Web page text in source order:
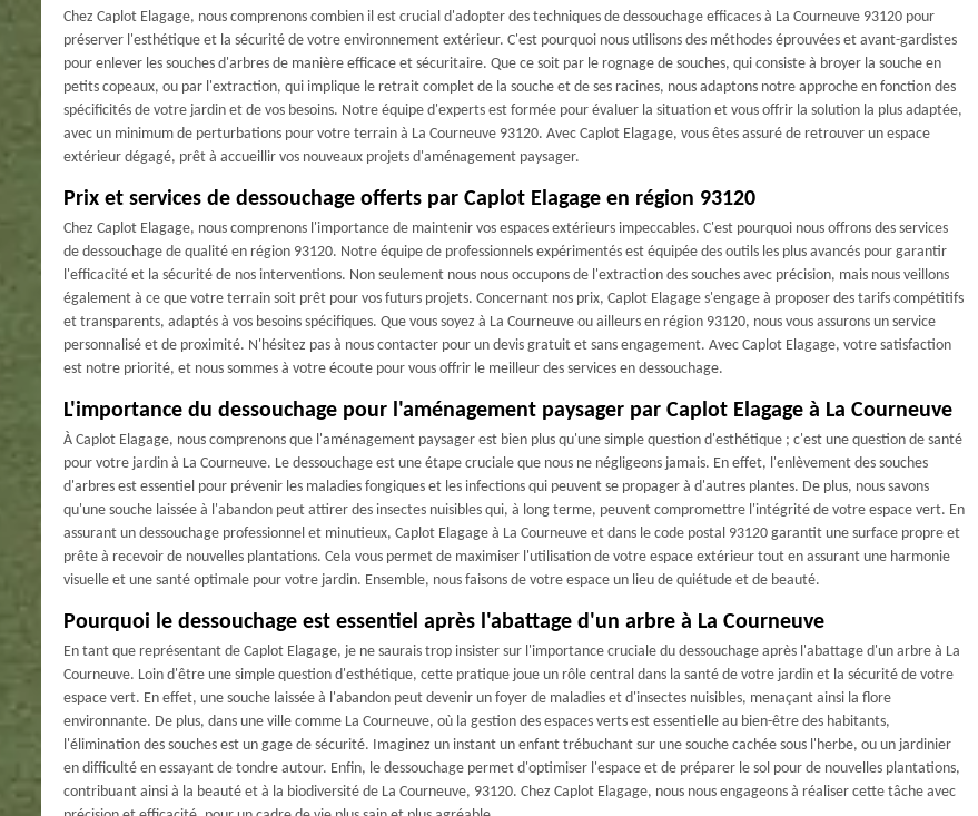
Chez Caplot Elagage, nous comprenons combien il est crucial d'adopter des techniques de dessouchage efficaces à La Courneuve 93120 pour
préserver l'esthétique et la sécurité de votre environnement extérieur. C'est pourquoi nous utilisons des méthodes éprouvées et avant-gardistes
pour enlever les souches d'arbres de manière efficace et sécuritaire. Que ce soit par le rognage de souches, qui consiste à broyer la souche en
petits copeaux, ou par l'extraction, qui implique le retrait complet de la souche et de ses racines, nous adaptons notre approche en fonction des
spécificités de votre jardin et de vos besoins. Notre équipe d'experts est formée pour évaluer la situation et vous offrir la solution la plus adaptée,
avec un minimum de perturbations pour votre terrain à La Courneuve 93120. Avec Caplot Elagage, vous êtes assuré de retrouver un espace
extérieur dégagé, prêt à accueillir vos nouveaux projets d'aménagement paysager.
Prix et services de dessouchage offerts par Caplot Elagage en région 93120
Chez Caplot Elagage, nous comprenons l'importance de maintenir vos espaces extérieurs impeccables. C'est pourquoi nous offrons des services
de dessouchage de qualité en région 93120. Notre équipe de professionnels expérimentés est équipée des outils les plus avancés pour garantir
l'efficacité et la sécurité de nos interventions. Non seulement nous nous occupons de l'extraction des souches avec précision, mais nous veillons
également à ce que votre terrain soit prêt pour vos futurs projets. Concernant nos prix, Caplot Elagage s'engage à proposer des tarifs compétitifs
et transparents, adaptés à vos besoins spécifiques. Que vous soyez à La Courneuve ou ailleurs en région 93120, nous vous assurons un service
personnalisé et de proximité. N'hésitez pas à nous contacter pour un devis gratuit et sans engagement. Avec Caplot Elagage, votre satisfaction
est notre priorité, et nous sommes à votre écoute pour vous offrir le meilleur des services en dessouchage.
L'importance du dessouchage pour l'aménagement paysager par Caplot Elagage à La Courneuve
À Caplot Elagage, nous comprenons que l'aménagement paysager est bien plus qu'une simple question d'esthétique ; c'est une question de santé
pour votre jardin à La Courneuve. Le dessouchage est une étape cruciale que nous ne négligeons jamais. En effet, l'enlèvement des souches
d'arbres est essentiel pour prévenir les maladies fongiques et les infections qui peuvent se propager à d'autres plantes. De plus, nous savons
qu'une souche laissée à l'abandon peut attirer des insectes nuisibles qui, à long terme, peuvent compromettre l'intégrité de votre espace vert. En
assurant un dessouchage professionnel et minutieux, Caplot Elagage à La Courneuve et dans le code postal 93120 garantit une surface propre et
prête à recevoir de nouvelles plantations. Cela vous permet de maximiser l'utilisation de votre espace extérieur tout en assurant une harmonie
visuelle et une santé optimale pour votre jardin. Ensemble, nous faisons de votre espace un lieu de quiétude et de beauté.
Pourquoi le dessouchage est essentiel après l'abattage d'un arbre à La Courneuve
En tant que représentant de Caplot Elagage, je ne saurais trop insister sur l'importance cruciale du dessouchage après l'abattage d'un arbre à La
Courneuve. Loin d'être une simple question d'esthétique, cette pratique joue un rôle central dans la santé de votre jardin et la sécurité de votre
espace vert. En effet, une souche laissée à l'abandon peut devenir un foyer de maladies et d'insectes nuisibles, menaçant ainsi la flore
environnante. De plus, dans une ville comme La Courneuve, où la gestion des espaces verts est essentielle au bien-être des habitants,
l'élimination des souches est un gage de sécurité. Imaginez un instant un enfant trébuchant sur une souche cachée sous l'herbe, ou un jardinier
en difficulté en essayant de tondre autour. Enfin, le dessouchage permet d'optimiser l'espace et de préparer le sol pour de nouvelles plantations,
contribuant ainsi à la beauté et à la biodiversité de La Courneuve, 93120. Chez Caplot Elagage, nous nous engageons à réaliser cette tâche avec